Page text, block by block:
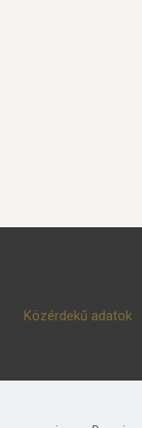
Közérdekű adatok